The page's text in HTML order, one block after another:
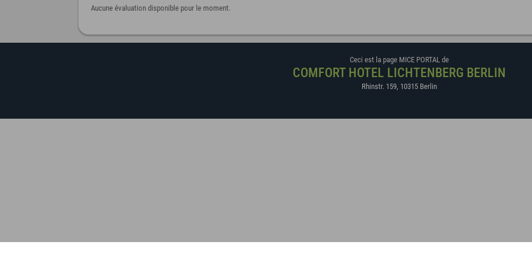
Aucune évaluation disponible pour le moment.
Ceci est la page MICE PORTAL de
COMFORT HOTEL LICHTENBERG BERLIN
Rhinstr. 159, 10315 Berlin